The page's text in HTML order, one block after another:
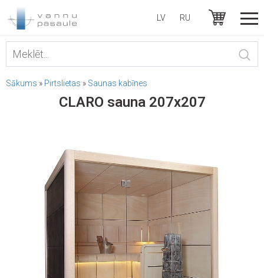
LV RU
Sākums » Pirtslietas » Saunas kabīnes
CLARO sauna 207x207